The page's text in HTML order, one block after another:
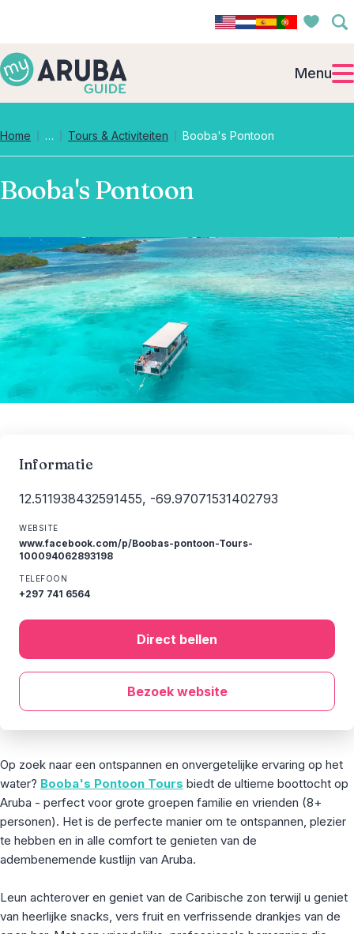
Menu
Home … Collapsed breadcrumb levels
Tours & Activiteiten Booba's Pontoon
Booba's Pontoon
Op zoek naar een ontspannen en onvergetelijke ervaring op het
water? Booba's Pontoon Tours biedt de ultieme boottocht op
Aruba - perfect voor grote groepen familie en vrienden (8+
personen). Het is de perfecte manier om te ontspannen, plezier
te hebben en in alle comfort te genieten van de
adembenemende kustlijn van Aruba.
Leun achterover en geniet van de Caribische zon terwijl u geniet
van heerlijke snacks, vers fruit en verfrissende drankjes van de
Informatie
12.511938432591455, -69.97071531402793
WEBSITE
www.facebook.com/p/Boobas-pontoon-Tours-
100094062893198
TELEFOON
+297 741 6564
Direct bellen
Bezoek website